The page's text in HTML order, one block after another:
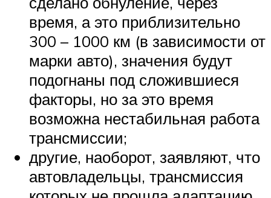
время, а это приблизительно
300 – 1000 км (в зависимости от
марки авто), значения будут
подогнаны под сложившиеся
факторы, но за это время
возможна нестабильная работа
трансмиссии;
другие, наоборот, заявляют, что
автовладельцы, трансмиссия